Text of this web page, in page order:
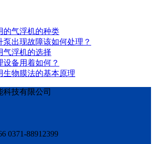
的气浮机的种类
泵出现故障该如何处理？
气浮机的选择
设备用着如何？
生物膜法的基本原理
科技有限公司
0371-88912399